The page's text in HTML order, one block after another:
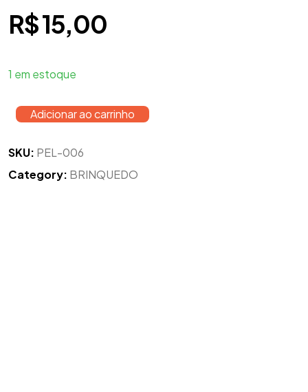
R$15,00
1 em estoque
Adicionar ao carrinho
SKU: PEL-006
Category: BRINQUEDO